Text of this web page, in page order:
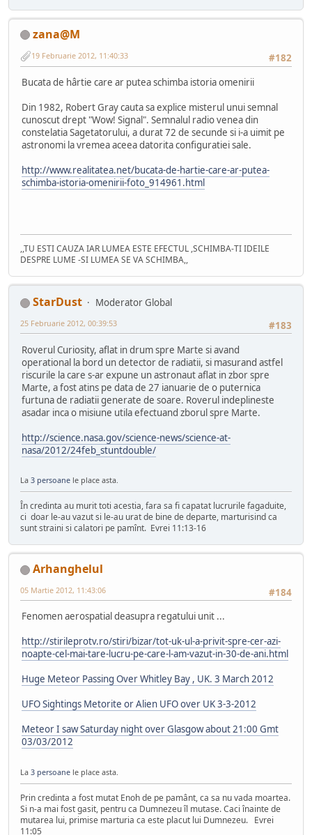
zana@M
#182
19 Februarie 2012, 11:40:33
Bucata de hârtie care ar putea schimba istoria omenirii
Din 1982, Robert Gray cauta sa explice misterul unui semnal
cunoscut drept "Wow! Signal". Semnalul radio venea din
constelatia Sagetatorului, a durat 72 de secunde si i-a uimit pe
astronomi la vremea aceea datorita configuratiei sale.
http://www.realitatea.net/bucata-de-hartie-care-ar-putea-
schimba-istoria-omenirii-foto_914961.html
,,TU ESTI CAUZA IAR LUMEA ESTE EFECTUL ,SCHIMBA-TI IDEILE
DESPRE LUME -SI LUMEA SE VA SCHIMBA,,
StarDust
Moderator Global
#183
25 Februarie 2012, 00:39:53
Roverul Curiosity, aflat in drum spre Marte si avand
operational la bord un detector de radiatii, si masurand astfel
riscurile la care s-ar expune un astronaut aflat in zbor spre
Marte, a fost atins pe data de 27 ianuarie de o puternica
furtuna de radiatii generate de soare. Roverul indeplineste
asadar inca o misiune utila efectuand zborul spre Marte.
http://science.nasa.gov/science-news/science-at-
nasa/2012/24feb_stuntdouble/
La 3 persoane le place asta.
În credinta au murit toti acestia, fara sa fi capatat lucrurile fagaduite,
ci doar le-au vazut si le-au urat de bine de departe, marturisind ca
sunt straini si calatori pe pamînt. Evrei 11:13-16
Arhanghelul
#184
05 Martie 2012, 11:43:06
Fenomen aerospatial deasupra regatului unit ...
http://stirileprotv.ro/stiri/bizar/tot-uk-ul-a-privit-spre-cer-azi-
noapte-cel-mai-tare-lucru-pe-care-l-am-vazut-in-30-de-ani.html
Huge Meteor Passing Over Whitley Bay , UK. 3 March 2012
UFO Sightings Metorite or Alien UFO over UK 3-3-2012
Meteor I saw Saturday night over Glasgow about 21:00 Gmt
03/03/2012
La 3 persoane le place asta.
Prin credinta a fost mutat Enoh de pe pamânt, ca sa nu vada moartea.
Si n-a mai fost gasit, pentru ca Dumnezeu îl mutase. Caci înainte de
mutarea lui, primise marturia ca este placut lui Dumnezeu. Evrei
11:05